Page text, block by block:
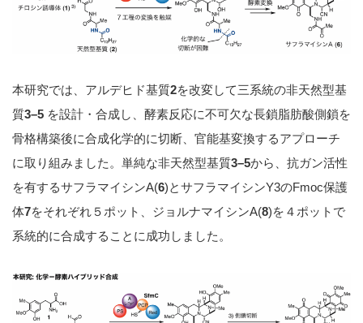
本研究では、アルデヒド基質2を改変して三系統の非天然型基
質3–5 を設計・合成し、酵素反応に不可欠な長鎖脂肪酸側鎖を
骨格構築後に合成化学的に切断、官能基変換するアプローチ
に取り組みました。単純な非天然型基質3–5から、抗ガン活性
を有するサフラマイシンA(6)とサフラマイシンY3のFmoc保護
体7をそれぞれ５ポット、ジョルナマイシンA(8)を４ポットで
系統的に合成することに成功しました。